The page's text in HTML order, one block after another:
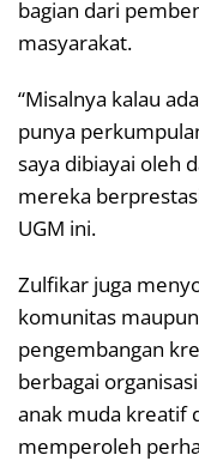
bagian dari
masyarakat.
“Misalnya kalau
punya
saya dibiayai oleh
mereka
UGM ini.
Zulfikar juga
komunitas
pengembangan
berbagai
anak muda kreatif
memperoleh